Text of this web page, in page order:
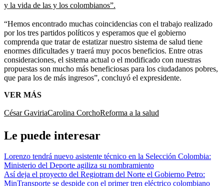
y la vida de las y los colombianos”.
“Hemos encontrado muchas coincidencias con el trabajo realizado
por los tres partidos políticos y esperamos que el gobierno
comprenda que tratar de estatizar nuestro sistema de salud tiene
enormes dificultades y traerá muy pocos beneficios. Entre otras
consideraciones, el sistema actual o el modificado con nuestras
propuestas son mucho más beneficiosas para los ciudadanos pobres,
que para los de más ingresos”, concluyó el expresidente.
VER MÁS
César GaviriaCarolina CorchoReforma a la salud
Le puede interesar
Lorenzo tendrá nuevo asistente técnico en la Selección Colombia:
Ministerio del Deporte agiliza su nombramiento
Así deja el proyecto del Regiotram del Norte el Gobierno Petro:
MinTransporte se despide con el primer tren eléctrico colombiano